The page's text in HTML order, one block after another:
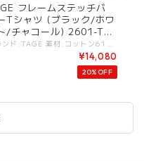
フレームステッチバ
Tシャツ (ブラック/ホワ
/チャコール) 2601-TG
ブランド:TAGE 素材:コットン61%,レーヨン39%. カラー:・ブラック ・ホワイト ・チャコール サイズ:[38].着丈:69cm/バスト:126cm/肩幅:61cm/袖丈:25cm/ - 糸や編み方でヴィンテージ感を出した天竺素材。 柔らかさと羽毛の少ないクリアな印象がバランス良いジャージートップス。 ゆったりサイズ感。 フロントにフレーム布縫い付けデザイン。 ボトムとのバランス感が取りやすい着丈。 #TAGE #タージュ -TAGE- MINIMALISM：コントラストが特徴のシンプルな表現. FUNCTIONAL：ボディの動きに寄りそうパターン. CLEAN：洗練されたディテールとクリーンなシルエット. これらがKEYとなる[TAGE]のデザインフィロソフィ。 - - - - - [ＴＡＧＥ]は高田祐子による東京をベースにしているレディスウェアブランド。 ミニマルアートやドローイングから影響を受けたコレクションが多く、デザインは不規則な変化・カラーコンビネーション・切り替えテクニックなどのコントラストが特徴のシンプルな表現を基本としている。 ----------- ※商品カラーは撮影時の光や閲覧環境によって、実際の商品と若干異なる場合がございます ※平置き採寸となりますので、多少の誤差が生じる場合がございます。 (ニットなど製品上、伸縮性があるものも伸ばさずに計測) ※タグ記載の注意事項、洗濯表示を必ずお読みください。 ☆その他気になる点はお気軽にご連絡ください☆ tage-2601tgcs749
¥14,080
20%OFF